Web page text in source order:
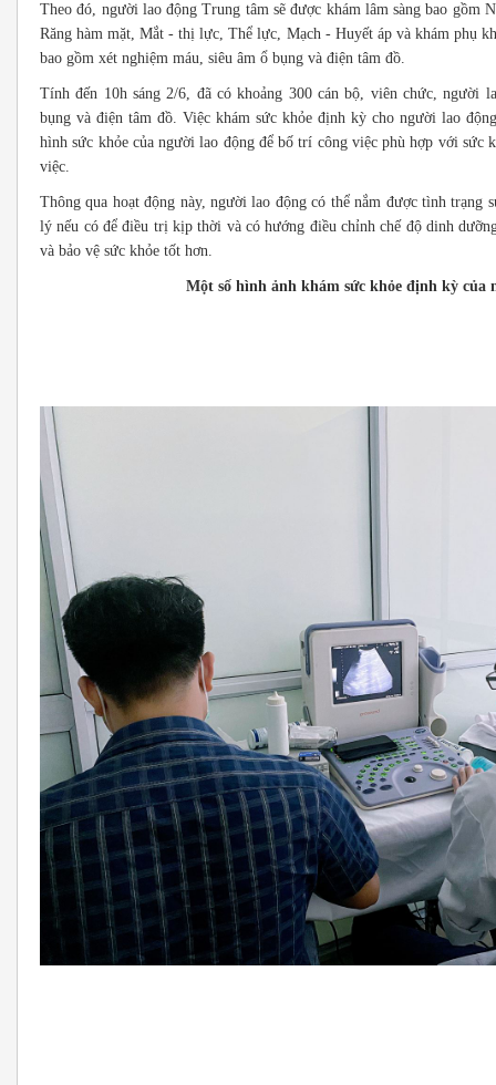
Theo đó, người lao động Trung tâm sẽ được khám lâm sàng bao gồm
Răng hàm mặt, Mắt - thị lực, Thể lực, Mạch - Huyết áp và khám phụ
bao gồm xét nghiệm máu, siêu âm ổ bụng và điện tâm đồ.
Tính đến 10h sáng 2/6, đã có khoảng 300 cán bộ, viên chức, người
bụng và điện tâm đồ. Việc khám sức khỏe định kỳ cho người lao
hình sức khỏe của người lao động để bố trí công việc phù hợp với sức
việc.
Thông qua hoạt động này, người lao động có thể nắm được tình trạng
lý nếu có để điều trị kịp thời và có hướng điều chỉnh chế độ dinh
và bảo vệ sức khỏe tốt hơn.
Một số hình ảnh khám sức khỏe định kỳ của